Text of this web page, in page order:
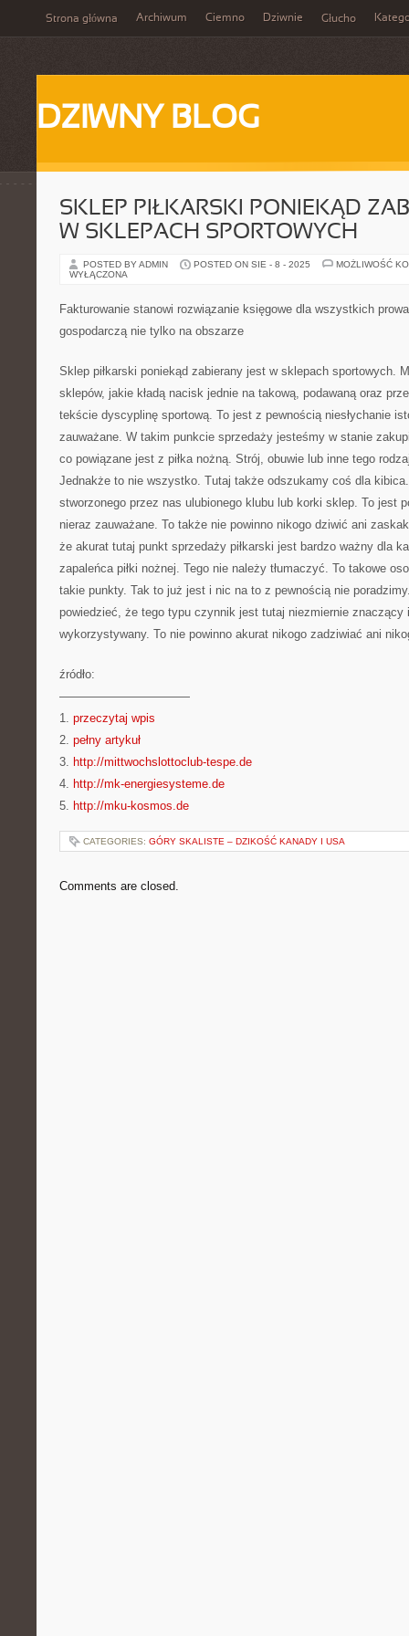
Strona główna Archiwum Ciemno Dziwnie Głucho
DZIWNY BLOG
SKLEP PIŁKARSKI PONIEKĄD
W SKLEPACH SPORTOWYCH
POSTED BY ADMIN POSTED ON SIE - 8 - 2025
MOŻLIWOŚĆ
WYŁĄCZONA
Fakturowanie stanowi rozwiązanie księgowe dla wszystkich
gospodarczą nie tylko na obszarze
Sklep piłkarski poniekąd zabierany jest w sklepach sportowych.
sklepów, jakie kładą nacisk jednie na takową, podawaną oraz
tekście dyscyplinę sportową. To jest z pewnością niesłychanie
zauważane. W takim punkcie sprzedaży jesteśmy w stanie
co powiązane jest z piłka nożną. Strój, obuwie lub inne tego
Jednakże to nie wszystko. Tutaj także odszukamy coś dla
stworzonego przez nas ulubionego klubu lub korki sklep. To jest
nieraz zauważane. To także nie powinno nikogo dziwić ani
że akurat tutaj punkt sprzedaży piłkarski jest bardzo ważny dla
zapaleńca piłki nożnej. Tego nie należy tłumaczyć. To takowe
takie punkty. Tak to już jest i nic na to z pewnością nie
powiedzieć, że tego typu czynnik jest tutaj niezmiernie znaczący
wykorzystywany. To nie powinno akurat nikogo zadziwiać ani
źródło:
———————————
1. przeczytaj wpis
2. pełny artykuł
3. http://mittwochslottoclub-tespe.de
4. http://mk-energiesysteme.de
5. http://mku-kosmos.de
CATEGORIES: GÓRY SKALISTE – DZIKOŚĆ KANADY I USA
Comments are closed.